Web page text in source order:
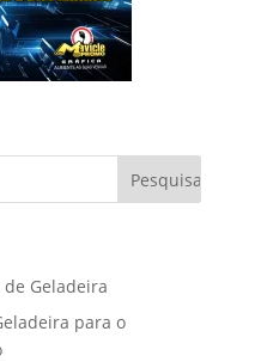
de Geladeira
para o